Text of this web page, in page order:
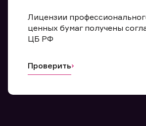
Лицензии
ценных бумаг получены
ЦБ РФ
Проверить